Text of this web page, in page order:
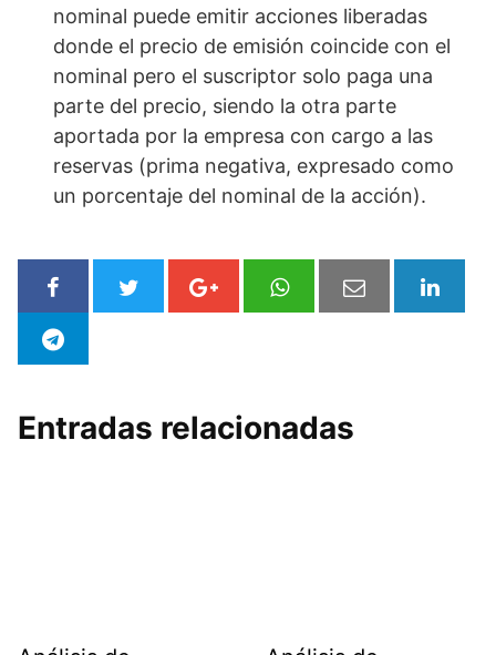
nominal puede emitir acciones liberadas
donde el precio de emisión coincide con el
nominal pero el suscriptor solo paga una
parte del precio, siendo la otra parte
aportada por la empresa con cargo a las
reservas (prima negativa, expresado como
un porcentaje del nominal de la acción).
Entradas relacionadas